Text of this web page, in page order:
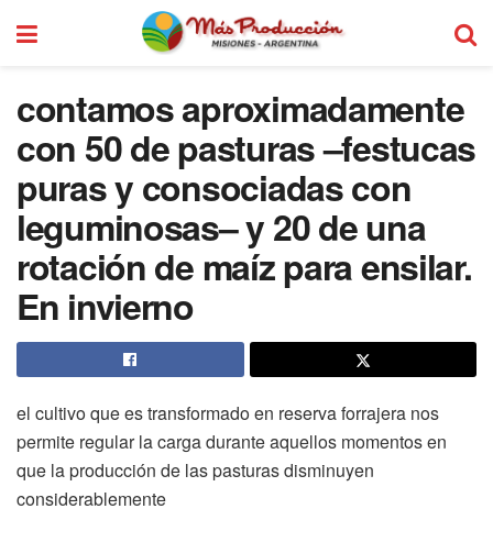
contamos aproximadamente
con 50 de pasturas –festucas
puras y consociadas con
leguminosas– y 20 de una
rotación de maíz para ensilar.
En invierno
el cultivo que es transformado en reserva forrajera nos
permite regular la carga durante aquellos momentos en
que la producción de las pasturas disminuyen
considerablemente